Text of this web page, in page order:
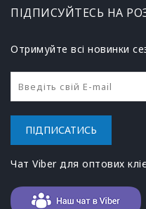
ПІДПИСУЙТЕСЬ НА
Отримуйте всі новинки
ПІДПИСАТИСЬ
Чат Viber для оптових